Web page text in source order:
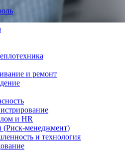
и ремонт
и HR
(Риск-менеджмент)
и технология